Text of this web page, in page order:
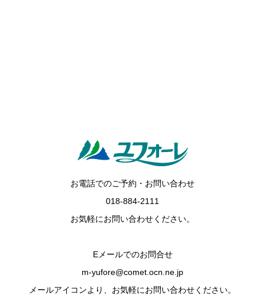
お電話でのご予約・お問い合わせ
018-884-2111
お気軽にお問い合わせください。
Eメールでのお問合せ
m-yufore@comet.ocn.ne.jp
メールアイコンより、お気軽にお問い合わせください。